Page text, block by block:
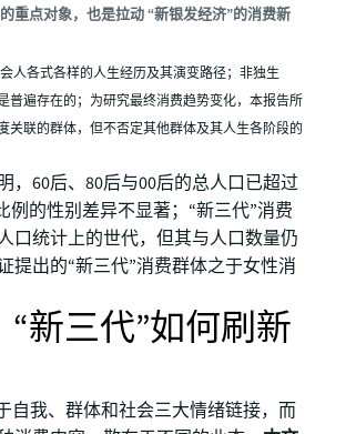
重点对象，也是拉动 “新银发经济”的消费新
人各式各样的人生经历及其演变路径；非独生
普遍存在的；为研究最终消费趋势变化，本报告所
关联的群体，但不否定其他群体及其人生各阶段的
，60后、80后与00后的总人口已超过
例的性别差异不显著；“新三代”消费
口统计上的世代，但其与人口数量仍
提出的“新三代”消费群体之于女性消
新三代”如何刷新
自我、群体和社会三大情绪链接，而